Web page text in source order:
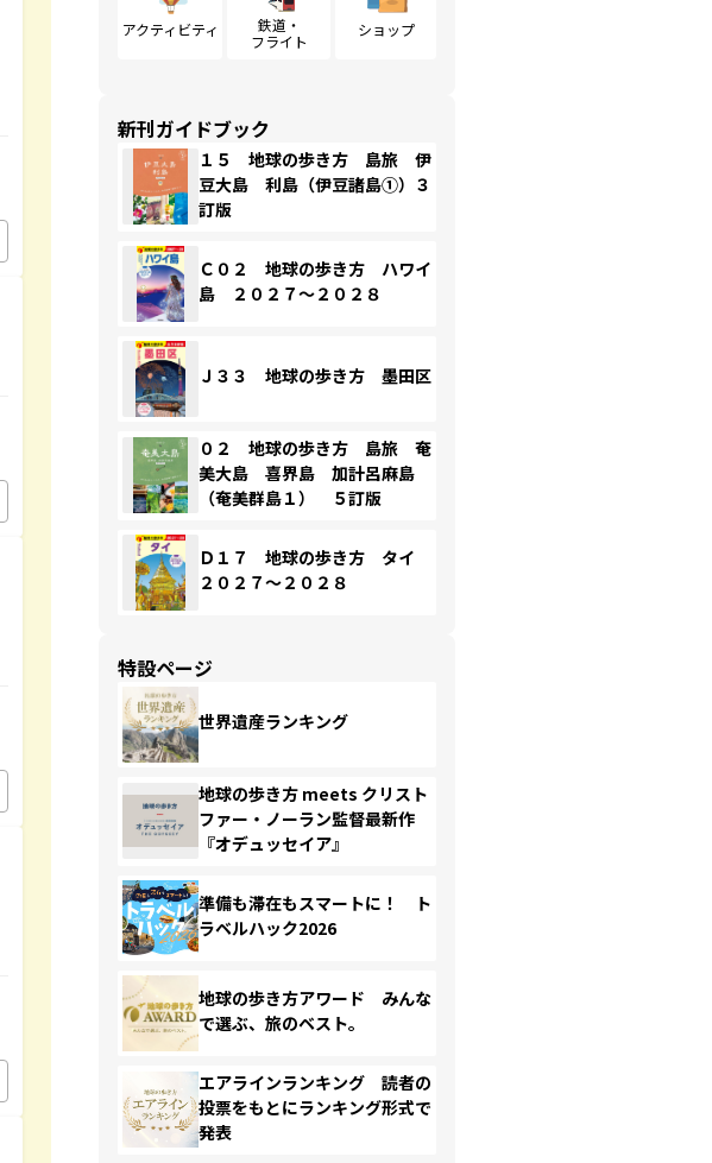
アクティビティ
鉄道・
フライト
ショップ
新刊ガイドブック
１５ 地球の歩き方 島旅 伊
豆大島 利島（伊豆諸島①）３
訂版
Ｃ０２ 地球の歩き方 ハワイ
島 ２０２７～２０２８
Ｊ３３ 地球の歩き方 墨田区
０２ 地球の歩き方 島旅 奄
美大島 喜界島 加計呂麻島
（奄美群島１） ５訂版
Ｄ１７ 地球の歩き方 タイ
２０２７～２０２８
特設ページ
世界遺産ランキング
地球の歩き方 meets クリスト
ファー・ノーラン監督最新作
『オデュッセイア』
準備も滞在もスマートに！ ト
ラベルハック2026
地球の歩き方アワード みんな
で選ぶ、旅のベスト。
エアラインランキング 読者の
投票をもとにランキング形式で
発表